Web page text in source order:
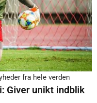
fra hele verden
Giver unikt indblik